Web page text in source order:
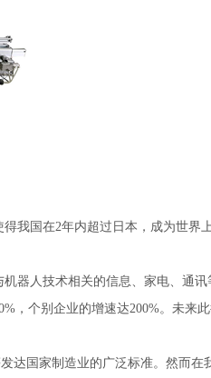
我国在2年内超过日本，成为世界
器人技术相关的信息、家电、通
，个别企业的增速达200%。未来
达国家制造业的广泛标准。然而在